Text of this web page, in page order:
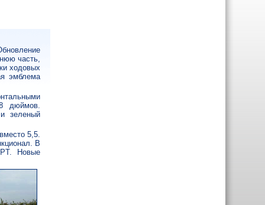
часть,
ходовых
эмблема
дюймов.
зеленый
5,5.
В
Новые